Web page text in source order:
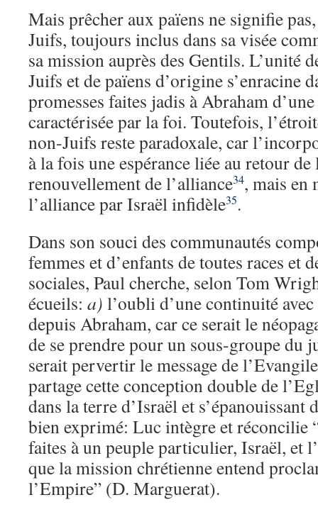
Mais prêcher aux païens ne signifie
Juifs, toujours inclus dans sa visée
sa mission auprès des Gentils. L’unité
Juifs et de païens d’origine s’enracine
promesses faites jadis à Abraham
caractérisée par la foi. Toutefois,
non-Juifs reste paradoxale, car
à la fois une espérance liée au retour de
renouvellement de l’alliance34, mais en
l’alliance par Israël infidèle35.
Dans son souci des communautés
femmes et d’enfants de toutes races et
sociales, Paul cherche, selon Tom
écueils: a) l’oubli d’une continuité
depuis Abraham, car ce serait le
de se prendre pour un sous-groupe du
serait pervertir le message de
partage cette conception double de
dans la terre d’Israël et s’épanouissant
bien exprimé: Luc intègre et réconcilie
faites à un peuple particulier, Israël, et
que la mission chrétienne entend
l’Empire” (D. Marguerat).